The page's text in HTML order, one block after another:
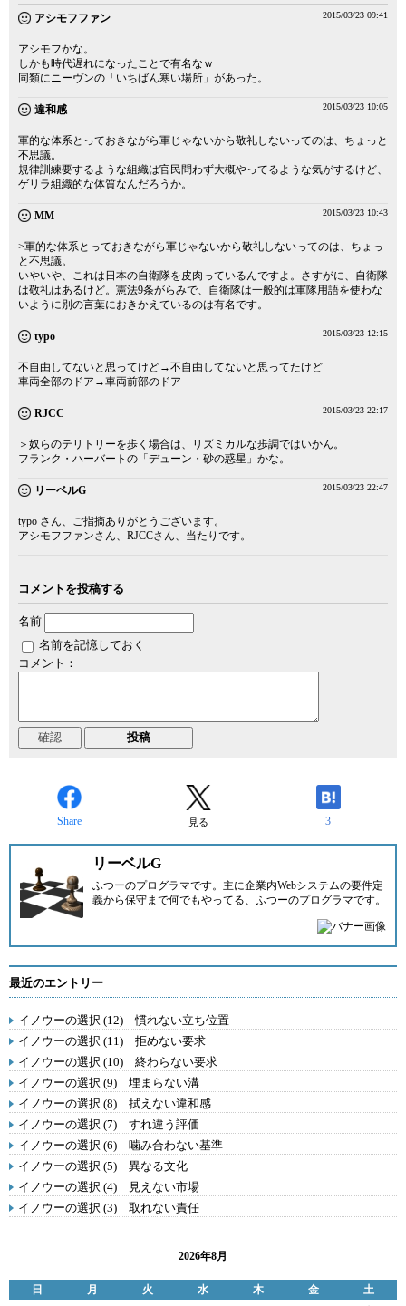
アシモフファン 2015/03/23 09:41
アシモフかな。
しかも時代遅れになったことで有名なｗ
同類にニーヴンの「いちばん寒い場所」があった。
違和感 2015/03/23 10:05
軍的な体系とっておきながら軍じゃないから敬礼しないってのは、ちょっと
不思議。
規律訓練要するような組織は官民問わず大概やってるような気がするけど、
ゲリラ組織的な体質なんだろうか。
MM 2015/03/23 10:43
>軍的な体系とっておきながら軍じゃないから敬礼しないってのは、ちょっ
と不思議。
いやいや、これは日本の自衛隊を皮肉っているんですよ。さすがに、自衛隊
は敬礼はあるけど。憲法9条がらみで、自衛隊は一般的は軍隊用語を使わな
いように別の言葉におきかえているのは有名です。
typo 2015/03/23 12:15
不自由してないと思ってけど→不自由してないと思ってたけど
車両全部のドア→車両前部のドア
RJCC 2015/03/23 22:17
＞奴らのテリトリーを歩く場合は、リズミカルな歩調ではいかん。
フランク・ハーバートの「デューン・砂の惑星」かな。
リーベルG 2015/03/23 22:47
typo さん、ご指摘ありがとうございます。
アシモフファンさん、RJCCさん、当たりです。
コメントを投稿する
名前
名前を記憶しておく
コメント：
Share 見る 3
リーベルG
ふつーのプログラマです。主に企業内Webシステムの要件定
義から保守まで何でもやってる、ふつーのプログラマです。
最近のエントリー
イノウーの選択 (12) 慣れない立ち位置
イノウーの選択 (11) 拒めない要求
イノウーの選択 (10) 終わらない要求
イノウーの選択 (9) 埋まらない溝
イノウーの選択 (8) 拭えない違和感
イノウーの選択 (7) すれ違う評価
イノウーの選択 (6) 噛み合わない基準
イノウーの選択 (5) 異なる文化
イノウーの選択 (4) 見えない市場
イノウーの選択 (3) 取れない責任
2026年8月
日 月 火 水 木 金
土